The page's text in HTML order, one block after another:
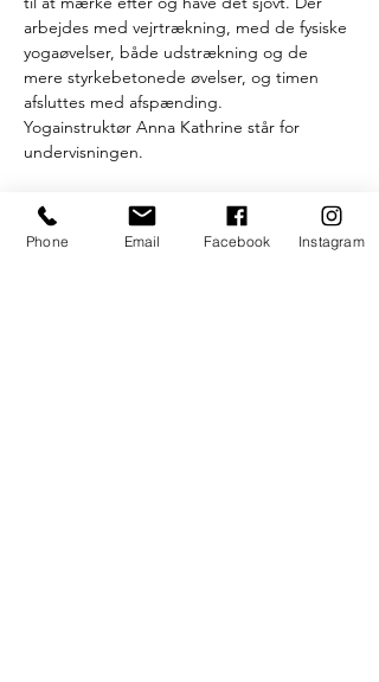
arbejdes med vejrtrækning, med de fysiske
yogaøvelser, både udstrækning og de
mere styrkebetonede øvelser, og timen
afsluttes med afspænding.
Yogainstruktør Anna Kathrine står for
undervisningen.
Efter timen onsdagen serverer vi gratis
kaffe, te og hjemmebagte boller.
På Facebook kan du finde gruppen "UngK
Phone Email Facebook Instagram